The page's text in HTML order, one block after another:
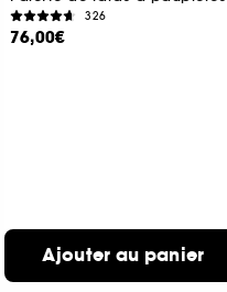
326
76,00€
Ajouter au panier